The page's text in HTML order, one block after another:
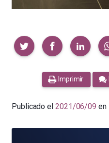
Compartir
Imprimir
Publicado el 2021/06/09 en